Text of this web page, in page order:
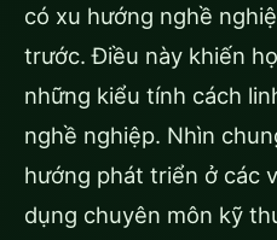
có xu hướng nghề
trước. Điều này khiến
những kiểu tính cách
nghề nghiệp. Nhìn
hướng phát triển ở các
dụng chuyên môn kỹ